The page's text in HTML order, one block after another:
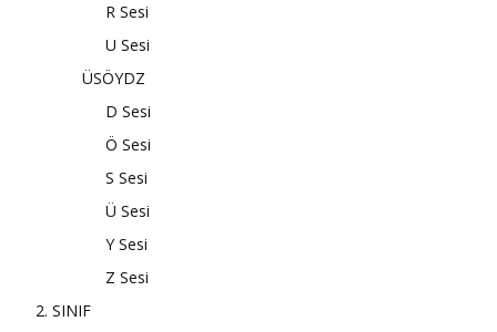
R Sesi
U Sesi
ÜSÖYDZ
D Sesi
Ö Sesi
S Sesi
Ü Sesi
Y Sesi
Z Sesi
2. SINIF